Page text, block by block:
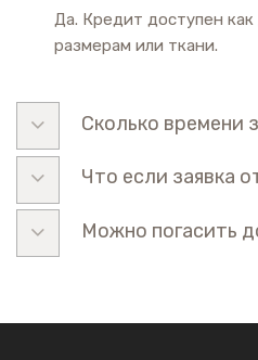
Да. Кредит доступен как
размерам или ткани.
Сколько времени
Что если заявка
Можно погасить